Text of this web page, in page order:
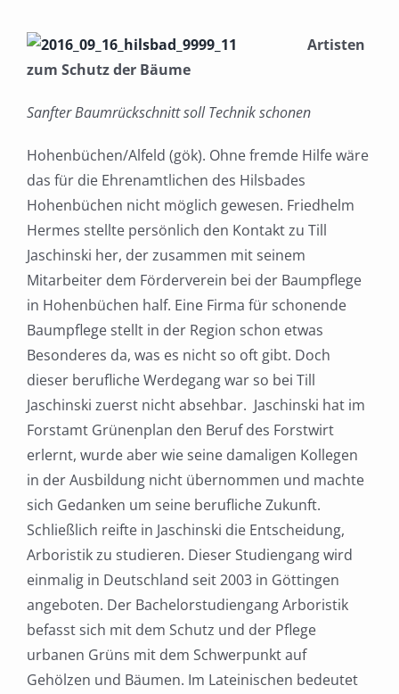
Artisten
zum Schutz der Bäume
Sanfter Baumrückschnitt soll Technik schonen
Hohenbüchen/Alfeld (gök). Ohne fremde Hilfe wäre
das für die Ehrenamtlichen des Hilsbades
Hohenbüchen nicht möglich gewesen. Friedhelm
Hermes stellte persönlich den Kontakt zu Till
Jaschinski her, der zusammen mit seinem
Mitarbeiter dem Förderverein bei der Baumpflege
in Hohenbüchen half. Eine Firma für schonende
Baumpflege stellt in der Region schon etwas
Besonderes da, was es nicht so oft gibt. Doch
dieser berufliche Werdegang war so bei Till
Jaschinski zuerst nicht absehbar. Jaschinski hat im
Forstamt Grünenplan den Beruf des Forstwirt
erlernt, wurde aber wie seine damaligen Kollegen
in der Ausbildung nicht übernommen und machte
sich Gedanken um seine berufliche Zukunft.
Schließlich reifte in Jaschinski die Entscheidung,
Arboristik zu studieren. Dieser Studiengang wird
einmalig in Deutschland seit 2003 in Göttingen
angeboten. Der Bachelorstudiengang Arboristik
befasst sich mit dem Schutz und der Pflege
urbanen Grüns mit dem Schwerpunkt auf
Gehölzen und Bäumen. Im Lateinischen bedeutet